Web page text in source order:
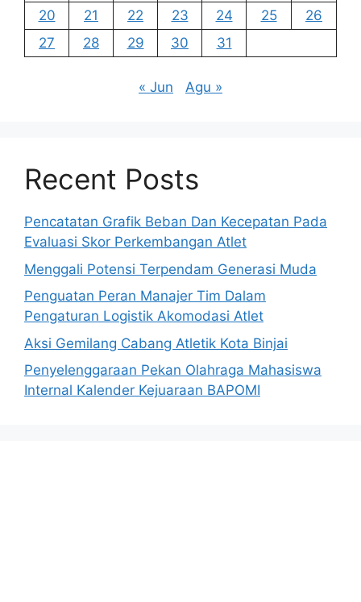
20
21 22 23 24 25
26
27
28 29 30 31
« Jun Agu »
Recent Posts
Pencatatan Grafik Beban Dan Kecepatan Pada
Evaluasi Skor Perkembangan Atlet
Menggali Potensi Terpendam Generasi Muda
Penguatan Peran Manajer Tim Dalam
Pengaturan Logistik Akomodasi Atlet
Aksi Gemilang Cabang Atletik Kota Binjai
Penyelenggaraan Pekan Olahraga Mahasiswa
Internal Kalender Kejuaraan BAPOMI